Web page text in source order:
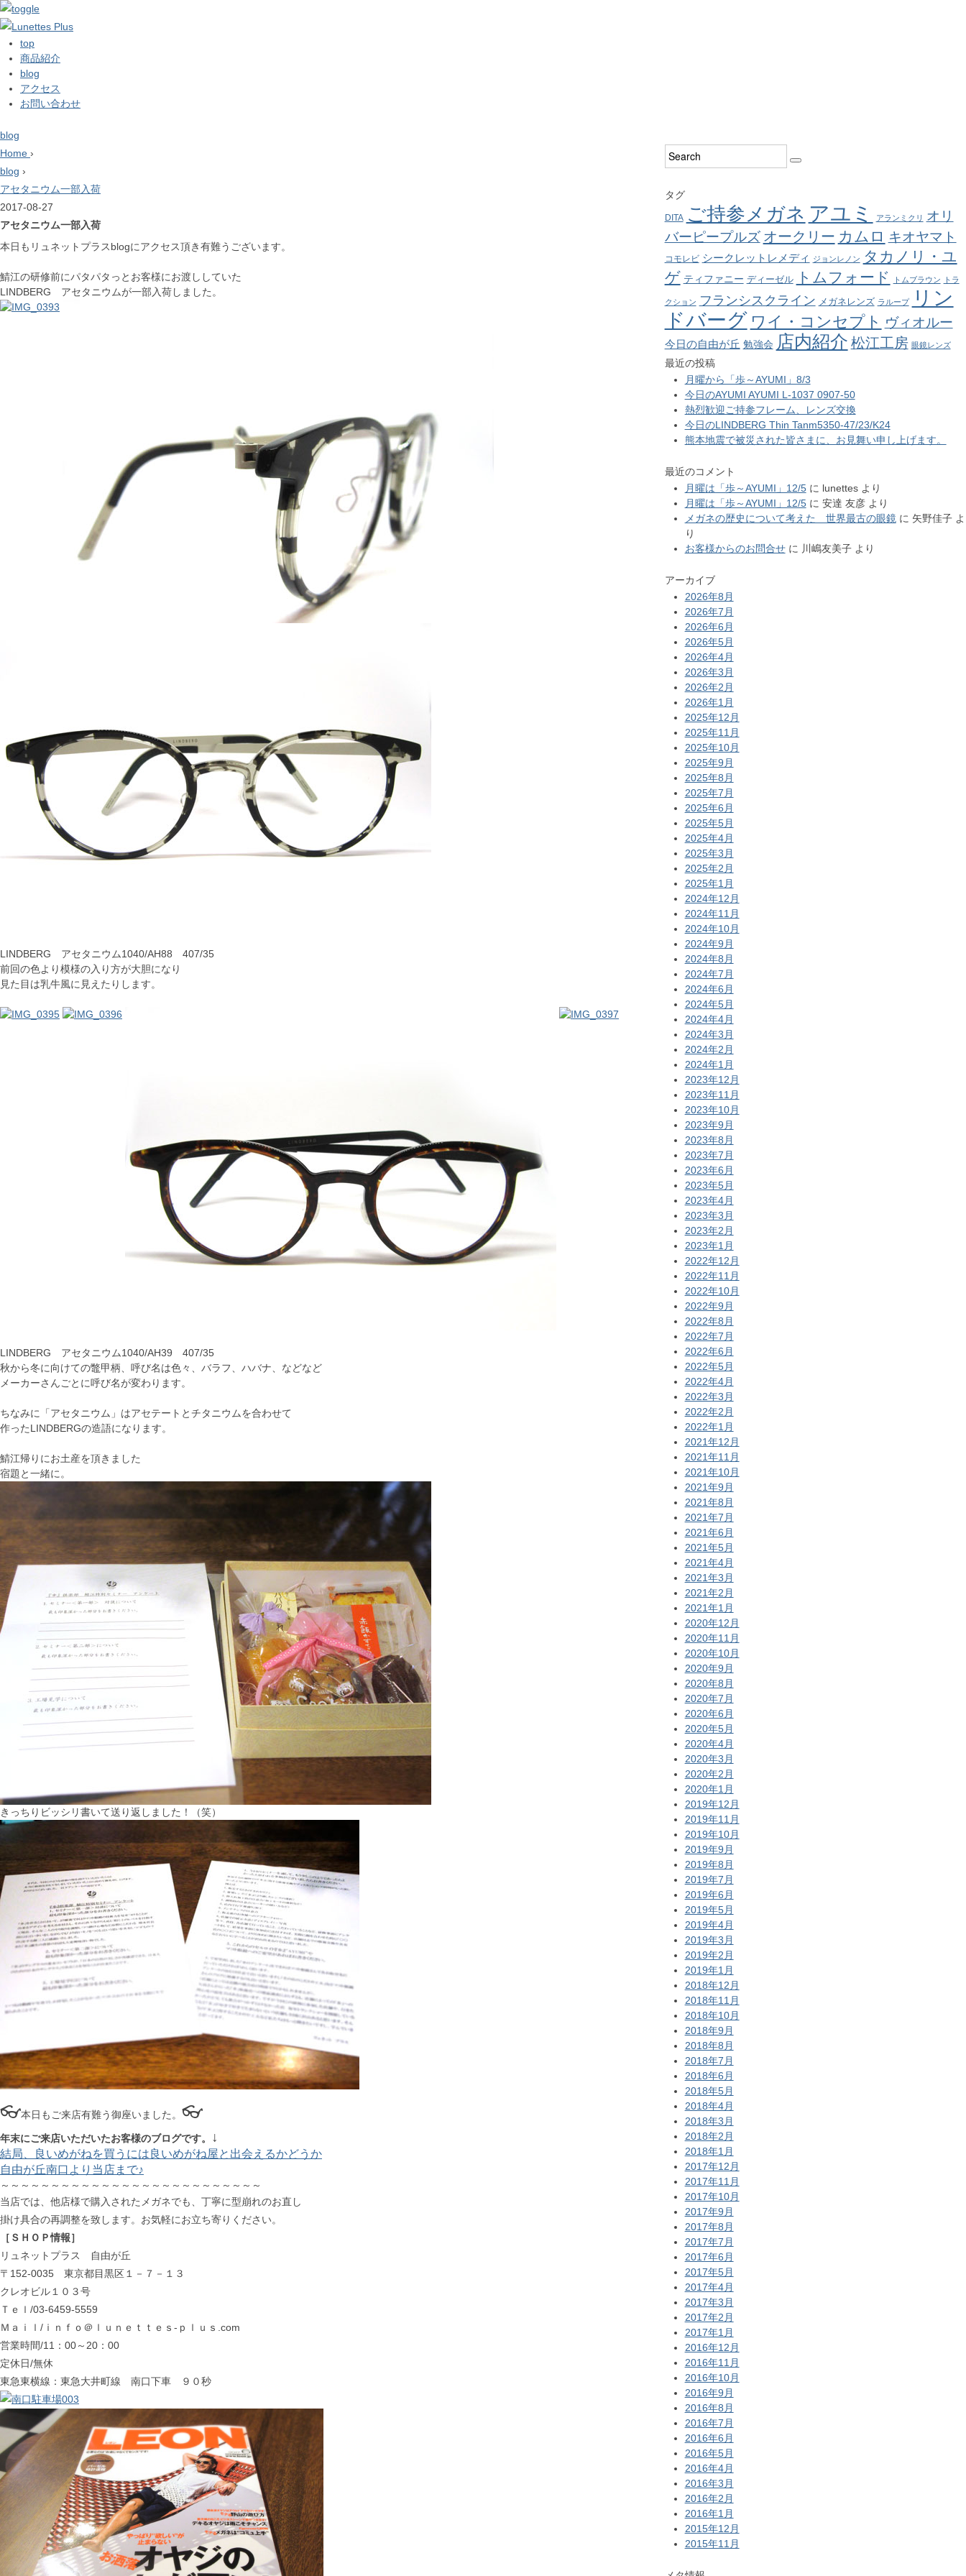
top
商品紹介
blog
アクセス
お問い合わせ
blog
Home ›
blog ›
アセタニウム一部入荷
2017-08-27
アセタニウム一部入荷
本日もリュネットプラスblogにアクセス頂き有難うございます。
鯖江の研修前にパタパタっとお客様にお渡ししていた
LINDBERG アセタニウムが一部入荷しました。
LINDBERG アセタニウム1040/AH88 407/35
前回の色より模様の入り方が大胆になり
見た目は乳牛風に見えたりします。
LINDBERG アセタニウム1040/AH39 407/35
秋から冬に向けての鼈甲柄、呼び名は色々、バラフ、ハバナ、などなど
メーカーさんごとに呼び名が変わります。
ちなみに「アセタニウム」はアセテートとチタニウムを合わせて
作ったLINDBERGの造語になります。
鯖江帰りにお土産を頂きました
宿題と一緒に。
きっちりビッシリ書いて送り返しました！（笑）
👓本日もご来店有難う御座いました。 👓
年末にご来店いただいたお客様のブログです。 ↓
結局、良いめがねを買うには良いめがね屋と出会えるかどうか
自由が丘南口より当店まで♪
～～～～～～～～～～～～～～～～～～～～～～～～～～
当店では、他店様で購入されたメガネでも、丁寧に型崩れのお直し
掛け具合の再調整を致します。お気軽にお立ち寄りください。
［ＳＨＯＰ情報］
リュネットプラス 自由が丘
〒152-0035 東京都目黒区１－７－１３
クレオビル１０３号
Ｔｅｌ/03-6459-5559
Ｍａｉｌ/ｉｎｆｏ＠ｌｕｎｅｔｔｅｓ-ｐｌｕｓ.com
営業時間/11：00～20：00
定休日/無休
東急東横線：東急大井町線 南口下車 ９０秒
タグ
DITA ご持参メガネ アユミ アランミクリ
オリ
バーピープルズ オークリー カムロ キオヤマト
コモレビ シークレットレメディ ジョンレノン タカノリ・ユ
ゲ ティファニー ディーゼル トムフォード トムブラウン トラ
クション フランシスクライン メガネレンズ ラループ
リン
ドバーグ ワイ・コンセプト ヴィオルー
今日の自由が丘 勉強会 店内紹介 松江工房 眼鏡レンズ
最近の投稿
月曜から「歩～AYUMI」8/3
今日のAYUMI AYUMI L-1037 0907-50
熱烈歓迎ご持参フレーム、レンズ交換
今日のLINDBERG Thin Tanm5350-47/23/K24
熊本地震で被災された皆さまに、お見舞い申し上げます。
最近のコメント
月曜は「歩～AYUMI」12/5に lunettesより
月曜は「歩～AYUMI」12/5に 安達 友彦より
メガネの歴史について考えた 世界最古の眼鏡に 矢野佳子よ
り
お客様からのお問合せに 川嶋友美子より
アーカイブ
2026年8月
2026年7月
2026年6月
2026年5月
2026年4月
2026年3月
2026年2月
2026年1月
2025年12月
2025年11月
2025年10月
2025年9月
2025年8月
2025年7月
2025年6月
2025年5月
2025年4月
2025年3月
2025年2月
2025年1月
2024年12月
2024年11月
2024年10月
2024年9月
2024年8月
2024年7月
2024年6月
2024年5月
2024年4月
2024年3月
2024年2月
2024年1月
2023年12月
2023年11月
2023年10月
2023年9月
2023年8月
2023年7月
2023年6月
2023年5月
2023年4月
2023年3月
2023年2月
2023年1月
2022年12月
2022年11月
2022年10月
2022年9月
2022年8月
2022年7月
2022年6月
2022年5月
2022年4月
2022年3月
2022年2月
2022年1月
2021年12月
2021年11月
2021年10月
2021年9月
2021年8月
2021年7月
2021年6月
2021年5月
2021年4月
2021年3月
2021年2月
2021年1月
2020年12月
2020年11月
2020年10月
2020年9月
2020年8月
2020年7月
2020年6月
2020年5月
2020年4月
2020年3月
2020年2月
2020年1月
2019年12月
2019年11月
2019年10月
2019年9月
2019年8月
2019年7月
2019年6月
2019年5月
2019年4月
2019年3月
2019年2月
2019年1月
2018年12月
2018年11月
2018年10月
2018年9月
2018年8月
2018年7月
2018年6月
2018年5月
2018年4月
2018年3月
2018年2月
2018年1月
2017年12月
2017年11月
2017年10月
2017年9月
2017年8月
2017年7月
2017年6月
2017年5月
2017年4月
2017年3月
2017年2月
2017年1月
2016年12月
2016年11月
2016年10月
2016年9月
2016年8月
2016年7月
2016年6月
2016年5月
2016年4月
2016年3月
2016年2月
2016年1月
2015年12月
2015年11月